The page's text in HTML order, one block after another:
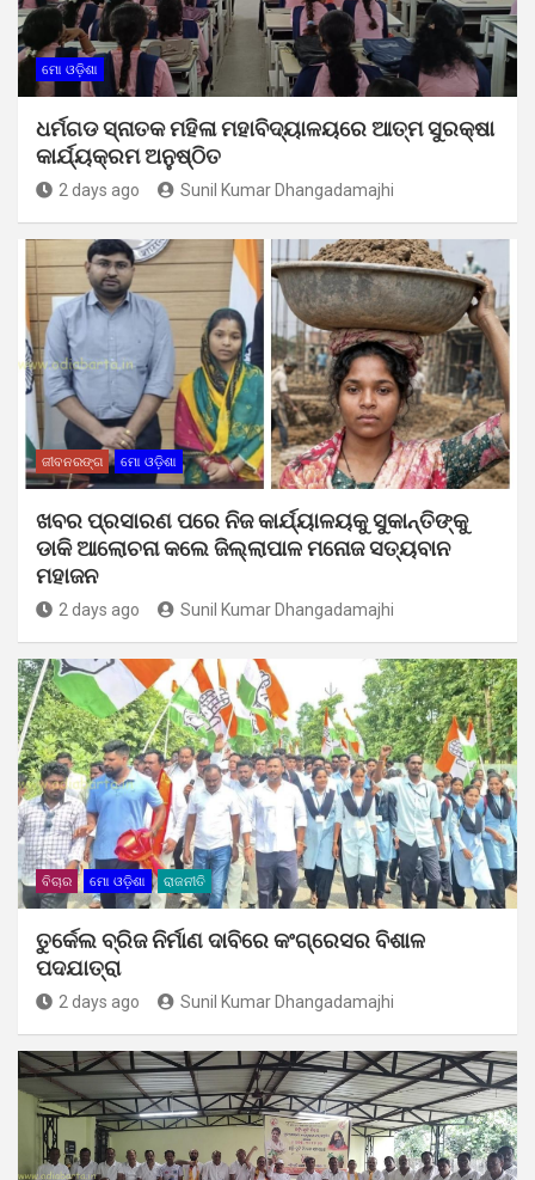
ମୋ ଓଡ଼ିଶା
ଧର୍ମଗଡ ସ୍ନାତକ ମହିଳା ମହାବିଦ୍ୟାଳୟରେ ଆତ୍ମ ସୁରକ୍ଷା
କାର୍ଯ୍ୟକ୍ରମ ଅନୁଷ୍ଠିତ
2 days ago Sunil Kumar Dhangadamajhi
ଜୀବନରଙ୍ଗ ମୋ ଓଡ଼ିଶା
ଖବର ପ୍ରସାରଣ ପରେ ନିଜ କାର୍ଯ୍ୟାଳୟକୁ ସୁକାନ୍ତିଙ୍କୁ
ଡାକି ଆଲୋଚନା କଲେ ଜିଲ୍ଲାପାଳ ମନୋଜ ସତ୍ୟବାନ
ମହାଜନ
2 days ago Sunil Kumar Dhangadamajhi
ବିଚାର ମୋ ଓଡ଼ିଶା ରାଜନୀତି
ତୁର୍କେଲ ବ୍ରିଜ ନିର୍ମାଣ ଦାବିରେ କଂଗ୍ରେସର ବିଶାଳ
ପଦଯାତ୍ରା
2 days ago Sunil Kumar Dhangadamajhi